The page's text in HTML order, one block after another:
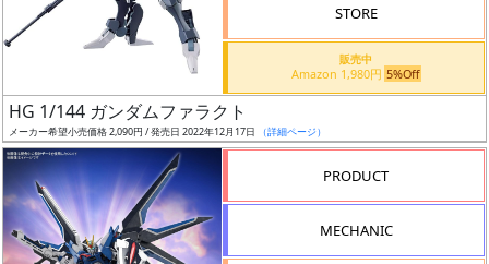
通知
対象
ギ
ャ
ラ
リ
ー
あ
り
STORE
販売中
Amazon 1,980円 5%Off
HG 1/144 ガンダムファラクト
メーカー希望小売価格 2,090円 / 発売日 2022年12月17日 （詳細ページ）
PRODUCT
MECHANIC